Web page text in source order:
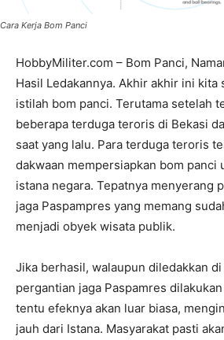
Cara Kerja Bom Panci
HobbyMiliter.com – Bom Panci,
Hasil Ledakannya. Akhir akhir ini
istilah bom panci. Terutama setelah
beberapa terduga teroris di Bekasi
saat yang lalu. Para terduga teroris
dakwaan mempersiapkan bom panci
istana negara. Tepatnya menyerang
jaga Paspampres yang memang
menjadi obyek wisata publik.
Jika berhasil, walaupun diledakkan
pergantian jaga Paspamres
tentu efeknya akan luar biasa,
jauh dari Istana. Masyarakat pasti